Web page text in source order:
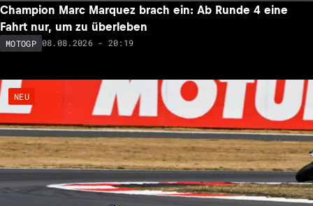
Champion Marc Marquez brach ein: Ab Runde 4 eine
Fahrt nur, um zu überleben
MOTOGP 08.08.2026 - 20:19
NEU